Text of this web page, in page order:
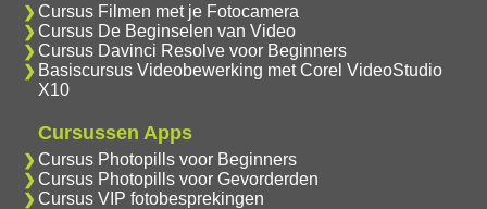
Cursus Filmen met je Fotocamera
Cursus De Beginselen van Video
Cursus Davinci Resolve voor Beginners
Basiscursus Videobewerking met Corel VideoStudio
X10
Cursussen Apps
Cursus Photopills voor Beginners
Cursus Photopills voor Gevorderden
Cursus VIP fotobesprekingen